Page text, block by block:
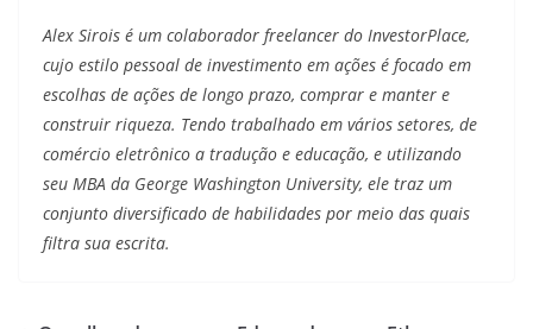
Alex Sirois é um colaborador freelancer do InvestorPlace,
cujo estilo pessoal de investimento em ações é focado em
escolhas de ações de longo prazo, comprar e manter e
construir riqueza. Tendo trabalhado em vários setores, de
comércio eletrônico a tradução e educação, e utilizando
seu MBA da George Washington University, ele traz um
conjunto diversificado de habilidades por meio das quais
filtra sua escrita.